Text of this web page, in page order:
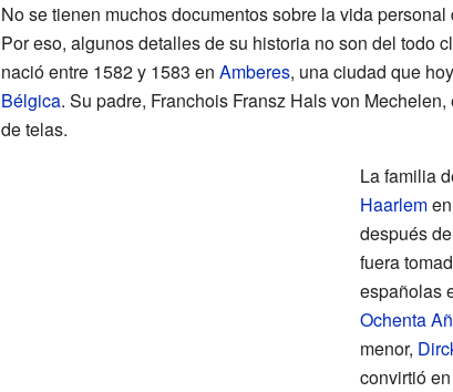
No se tienen muchos documentos sobre la vida personal
Por eso, algunos detalles de su historia no son del todo
nació entre 1582 y 1583 en Amberes, una ciudad que
Bélgica. Su padre, Franchois Fransz Hals von
de telas.
La familia
Haarlem
después
fuera
españolas
Ochenta
menor,
convirtió